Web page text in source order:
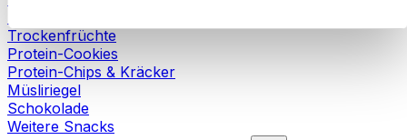
Weitere Informationen über die Verarbeitung Ihrer Daten
finden Sie in den Unterpunkten „Details“ und „Über
Cookies“ sowie in unserer
Sie können Ihre Einwilligung jederzeit in den
Trockenfrüchte
Protein-Cookies
Protein-Chips & Kräcker
Müsliriegel
Schokolade
Weitere Snacks